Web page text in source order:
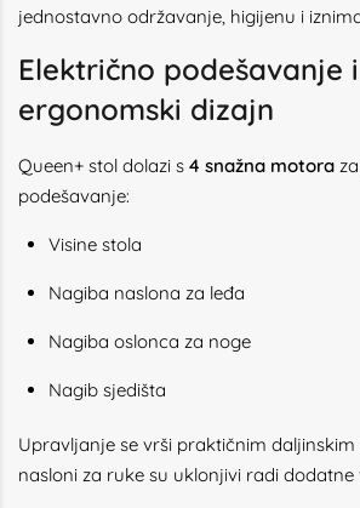
jednostavno održavanje, higijenu i
Električno podešavanje i
ergonomski dizajn
Queen+ stol dolazi s 4 snažna motora
podešavanje:
Visine stola
Nagiba naslona za leđa
Nagiba oslonca za noge
Nagib sjedišta
Upravljanje se vrši praktičnim
nasloni za ruke su uklonjivi radi dodatne